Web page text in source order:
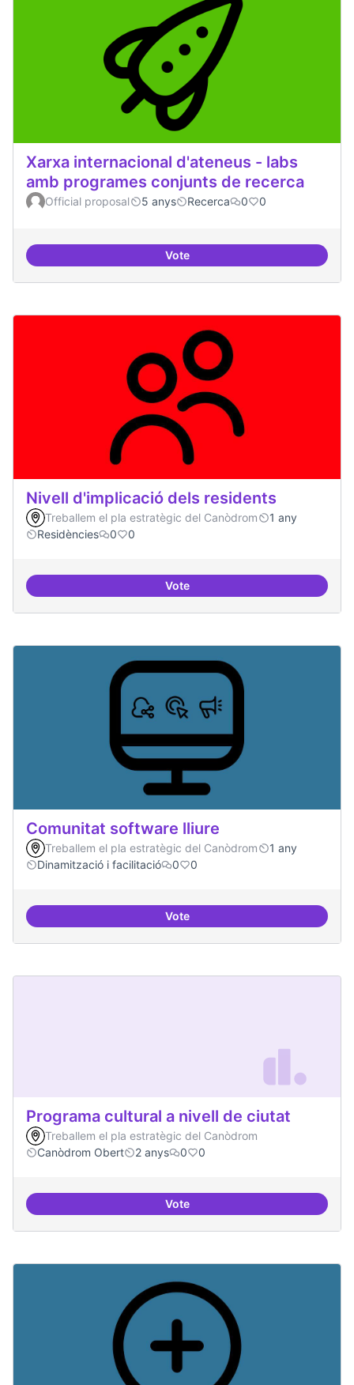
Xarxa internacional d'ateneus - labs
amb programes conjunts de recerca
Official proposal 5 anys Recerca 0 0
VoteXarxa internacional d'ateneus -
Nivell d'implicació dels residents
Treballem el pla estratègic del Canòdrom
1 any
Residències
0 0
VoteNivell d'implicació dels residents
Comunitat software lliure
Treballem el pla estratègic del Canòdrom
1 any
Dinamització i facilitació
0 0
VoteComunitat software lliure
Programa cultural a nivell de ciutat
Treballem el pla estratègic del Canòdrom
Canòdrom Obert
2 anys 0 0
VotePrograma cultural a nivell de